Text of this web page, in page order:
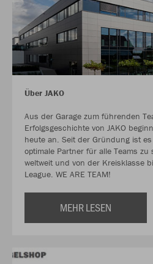
Über JAKO
Aus der Garage zum führenden
Erfolgsgeschichte von JAKO
heute an. Seit der Gründung ist
optimale Partner für alle Teams
weltweit und von der Kreisklasse
League. WE ARE TEAM!
MEHR LESEN